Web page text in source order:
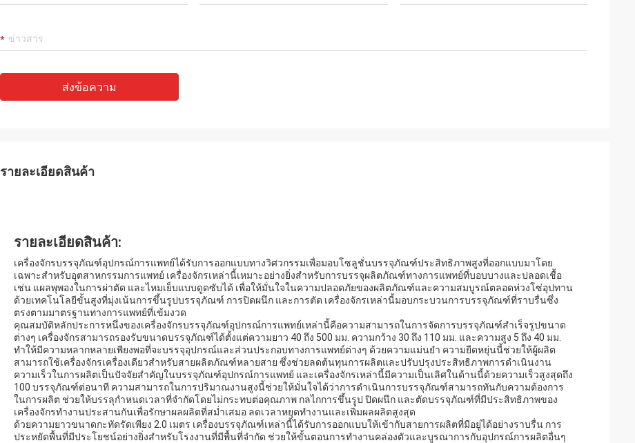
ส่งข้อความ
รายละเอียดสินค้า
รายละเอียดสินค้า:
เครื่องจักรบรรจุภัณฑ์อุปกรณ์การแพทย์ได้รับการออกแบบทางวิศวกรรมเพื่อมอบโซลูชั่นบรรจุภัณฑ์ประสิทธิภาพสูงที่ออกแบบมาโดย
เฉพาะสำหรับอุตสาหกรรมการแพทย์ เครื่องจักรเหล่านี้เหมาะอย่างยิ่งสำหรับการบรรจุผลิตภัณฑ์ทางการแพทย์ที่บอบบางและปลอดเชื้อ
เช่น แผลพุพองในการผ่าตัด และไหมเย็บแบบดูดซับได้ เพื่อให้มั่นใจในความปลอดภัยของผลิตภัณฑ์และความสมบูรณ์ตลอดห่วงโซ่อุปทาน
ด้วยเทคโนโลยีขั้นสูงที่มุ่งเน้นการขึ้นรูปบรรจุภัณฑ์ การปิดผนึก และการตัด เครื่องจักรเหล่านี้มอบกระบวนการบรรจุภัณฑ์ที่ราบรื่นซึ่ง
ตรงตามมาตรฐานทางการแพทย์ที่เข้มงวด
คุณสมบัติหลักประการหนึ่งของเครื่องจักรบรรจุภัณฑ์อุปกรณ์การแพทย์เหล่านี้คือความสามารถในการจัดการบรรจุภัณฑ์สำเร็จรูปขนาด
ต่างๆ เครื่องจักรสามารถรองรับขนาดบรรจุภัณฑ์ได้ตั้งแต่ความยาว 40 ถึง 500 มม. ความกว้าง 30 ถึง 110 มม. และความสูง 5 ถึง 40 มม.
ทำให้มีความหลากหลายเพียงพอที่จะบรรจุอุปกรณ์และส่วนประกอบทางการแพทย์ต่างๆ ด้วยความแม่นยำ ความยืดหยุ่นนี้ช่วยให้ผู้ผลิต
สามารถใช้เครื่องจักรเครื่องเดียวสำหรับสายผลิตภัณฑ์หลายสาย ซึ่งช่วยลดต้นทุนการผลิตและปรับปรุงประสิทธิภาพการดำเนินงาน
ความเร็วในการผลิตเป็นปัจจัยสำคัญในบรรจุภัณฑ์อุปกรณ์การแพทย์ และเครื่องจักรเหล่านี้มีความเป็นเลิศในด้านนี้ด้วยความเร็วสูงสุดถึง
100 บรรจุภัณฑ์ต่อนาที ความสามารถในการปริมาณงานสูงนี้ช่วยให้มั่นใจได้ว่าการดำเนินการบรรจุภัณฑ์สามารถทันกับความต้องการ
ในการผลิต ช่วยให้บรรลุกำหนดเวลาที่จำกัดโดยไม่กระทบต่อคุณภาพ กลไกการขึ้นรูป ปิดผนึก และตัดบรรจุภัณฑ์ที่มีประสิทธิภาพของ
เครื่องจักรทำงานประสานกันเพื่อรักษาผลผลิตที่สม่ำเสมอ ลดเวลาหยุดทำงานและเพิ่มผลผลิตสูงสุด
ด้วยความยาวขนาดกะทัดรัดเพียง 2.0 เมตร เครื่องบรรจุภัณฑ์เหล่านี้ได้รับการออกแบบให้เข้ากับสายการผลิตที่มีอยู่ได้อย่างราบรื่น การ
ประหยัดพื้นที่มีประโยชน์อย่างยิ่งสำหรับโรงงานที่มีพื้นที่จำกัด ช่วยให้ขั้นตอนการทำงานคล่องตัวและบูรณาการกับอุปกรณ์การผลิตอื่นๆ